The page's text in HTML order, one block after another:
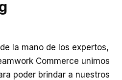
la mano de los expertos,
Commerce unimos
poder brindar a nuestros